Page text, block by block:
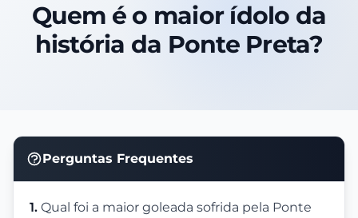
Quem é o maior ídolo da
história da Ponte Preta?
Perguntas Frequentes
1. Qual foi a maior goleada sofrida pela Ponte